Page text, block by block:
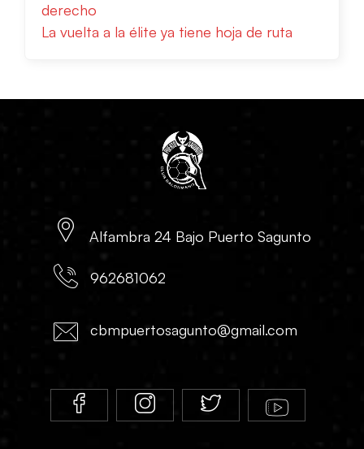
derecho
La vuelta a la élite ya tiene hoja de ruta
Alfambra 24 Bajo Puerto Sagunto
962681062
cbmpuertosagunto@gmail.com